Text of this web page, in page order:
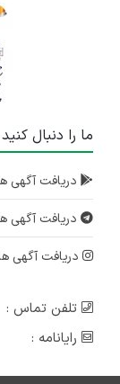
ما را دنبال کنید
دریافت آگهی
دریافت آگهی
دریافت آگهی
تلفن تماس :
رایانامه :